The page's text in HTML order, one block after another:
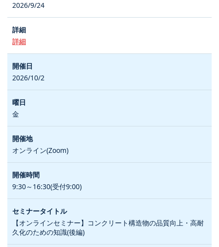
2026/9/24
詳細
2026/10/2
金
オンライン(Zoom)
9:30～16:30(受付9:00)
【オンラインセミナー】コンクリート構造物の品質向上・高耐
久化のための知識(後編)